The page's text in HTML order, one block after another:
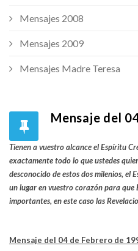
Mensajes 2008
Mensajes 2009
Mensajes Madre Teresa
Mensaje del
Tienen a vuestro alcance el Espíritu
exactamente todo lo que ustedes
desconocido de estos dos milenios, el
un lugar en vuestro corazón para que
importantes, en este caso las
Mensaje del 04 de Febrero de